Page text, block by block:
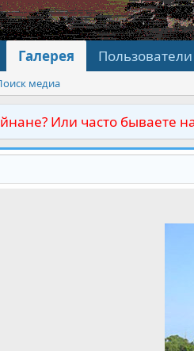
Галерея Пользователи
медиа
Или часто бываете